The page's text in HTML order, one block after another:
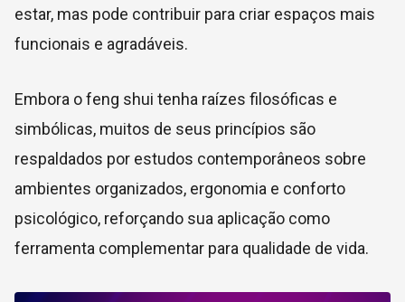
estar, mas pode contribuir para criar espaços mais
funcionais e agradáveis.
Embora o feng shui tenha raízes filosóficas e
simbólicas, muitos de seus princípios são
respaldados por estudos contemporâneos sobre
ambientes organizados, ergonomia e conforto
psicológico, reforçando sua aplicação como
ferramenta complementar para qualidade de vida.